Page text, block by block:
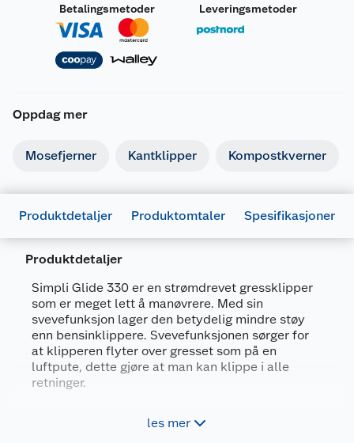
Betalingsmetoder Leveringsmetoder
Oppdag mer
Mosefjerner Kantklipper Kompostkverner
Produktdetaljer Produktomtaler Spesifikasjoner
Produktdetaljer
Simpli Glide 330 er en strømdrevet gressklipper
som er meget lett å manøvrere. Med sin
svevefunksjon lager den betydelig mindre støy
enn bensinklippere. Svevefunksjonen sørger for
at klipperen flyter over gresset som på en
luftpute, dette gjøre at man kan klippe i alle
retninger.
les mer
Generelt
Artikkelnummer
7392930542631
Leverandørens artikkelnummer